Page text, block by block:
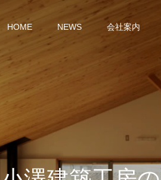
HOME NEWS 会社案内
小澤建築工房の